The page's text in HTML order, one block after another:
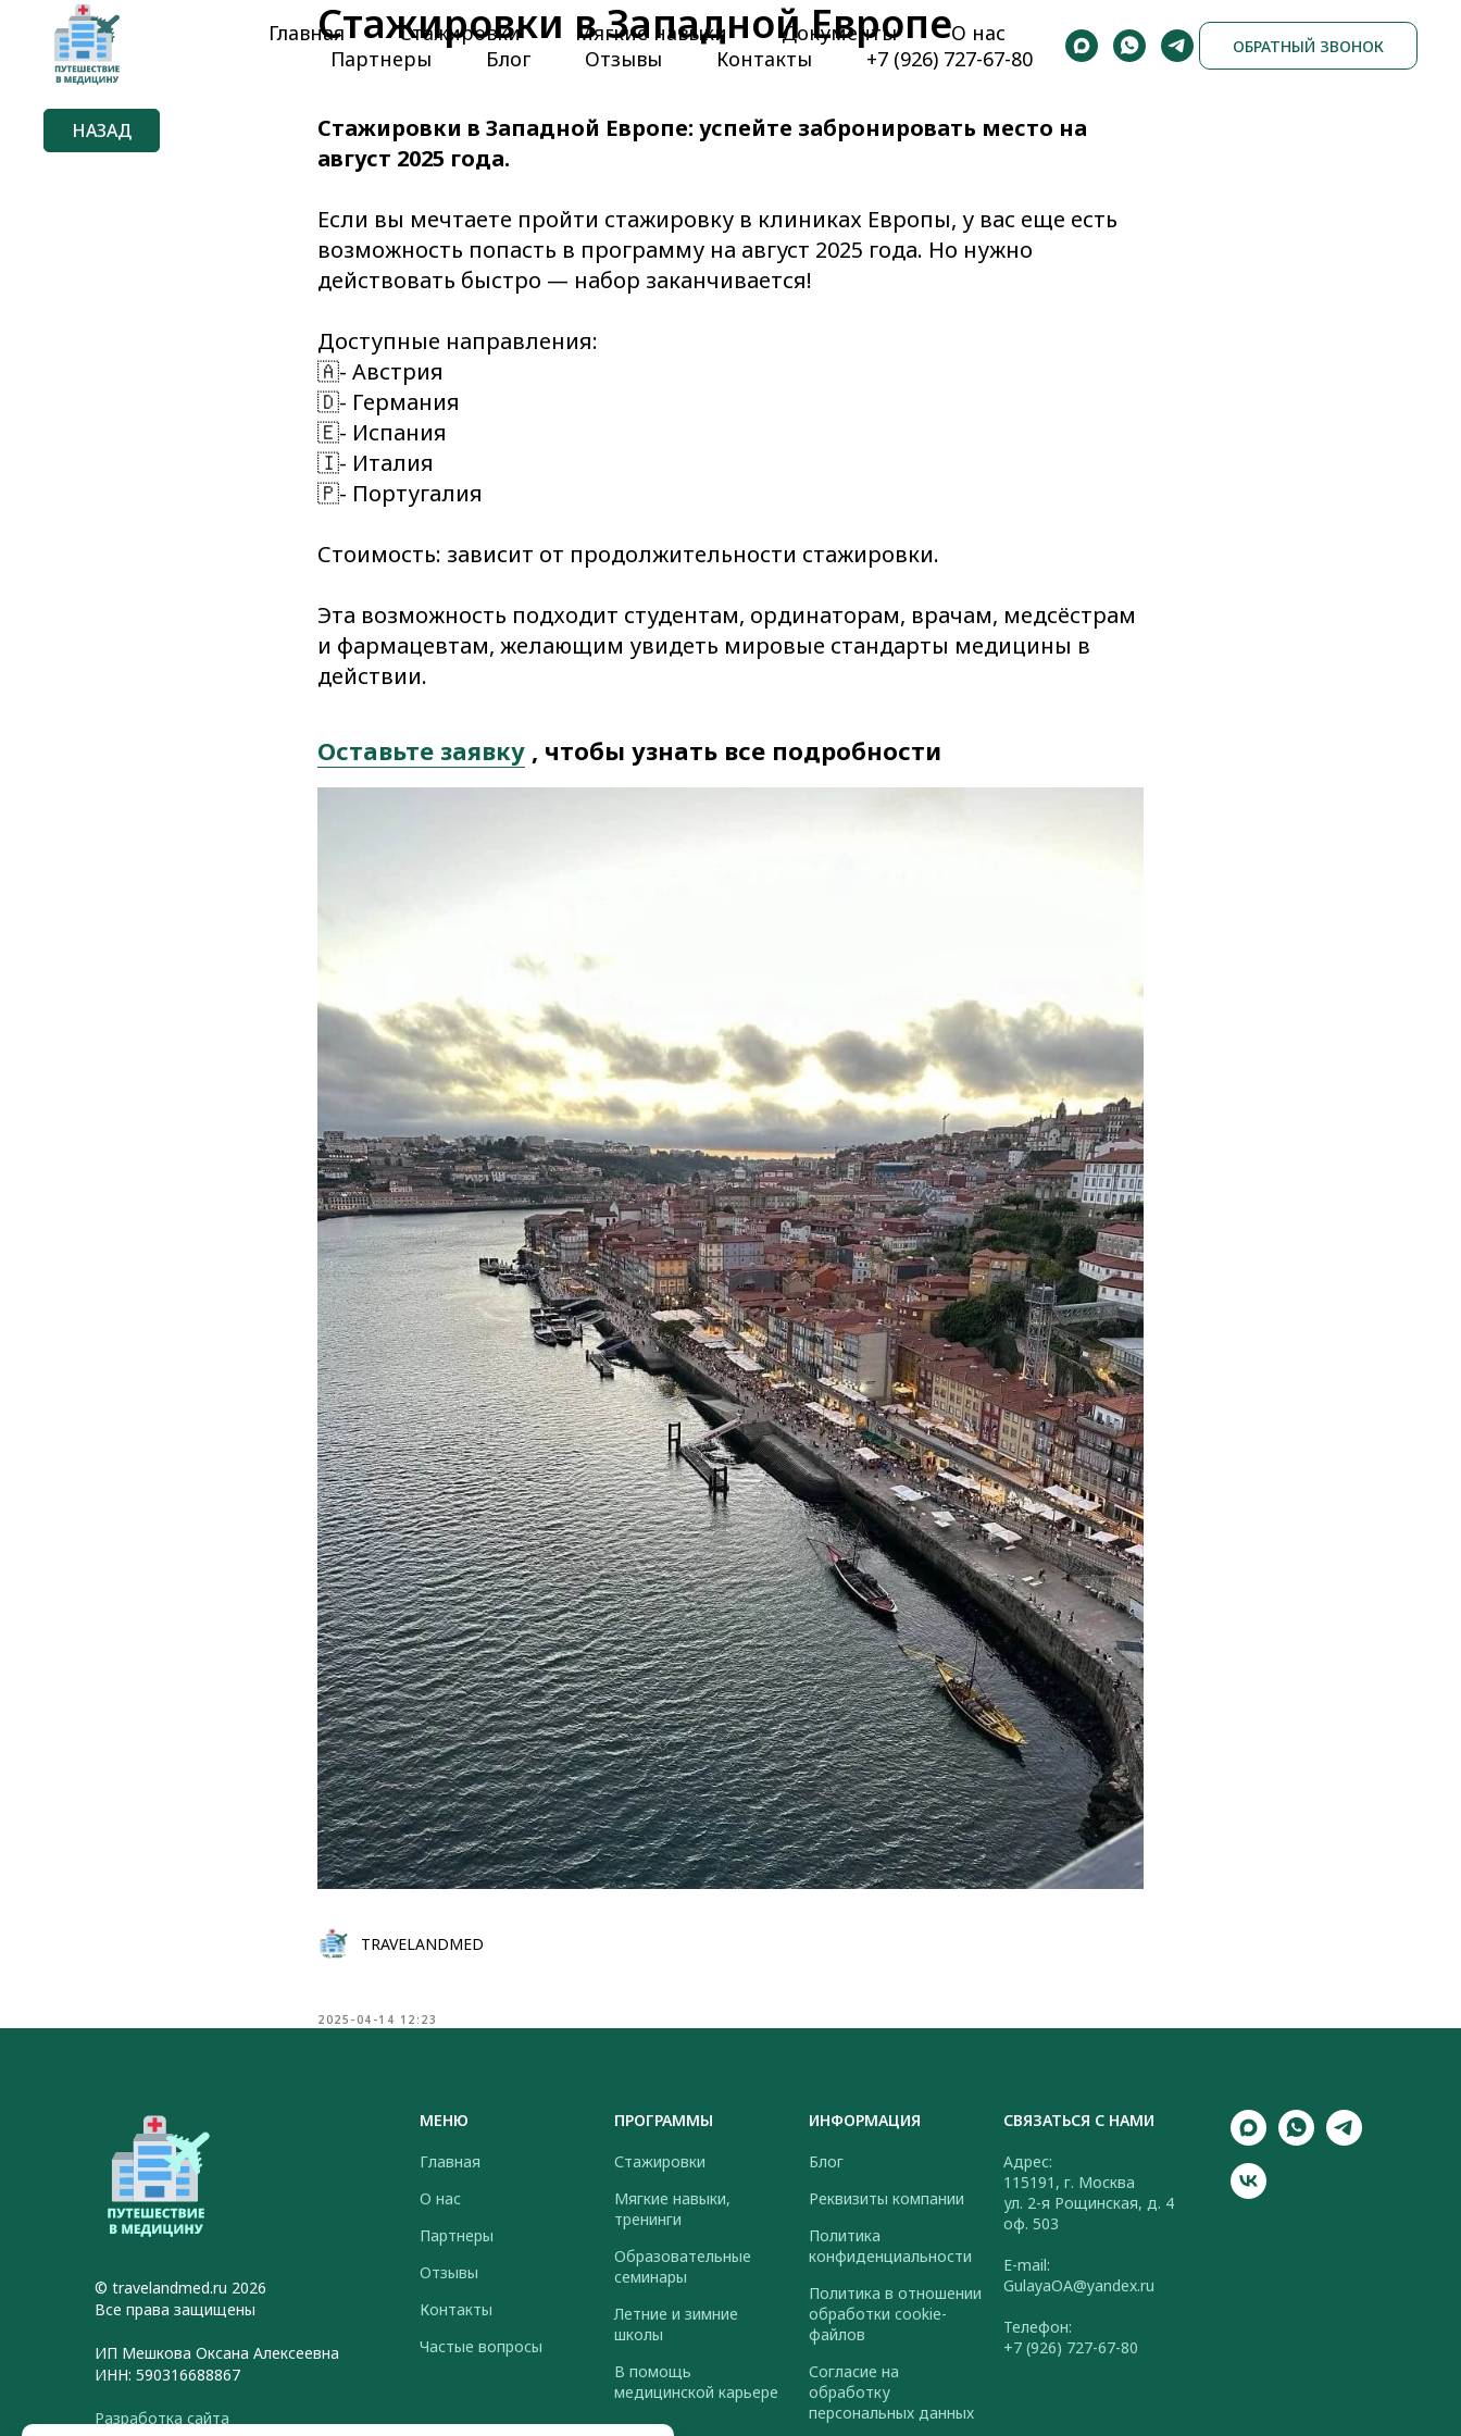
Главная Стажировки Мягкие навыки Документы
О нас
Партнеры
Блог Отзывы Контакты +7 (926) 727-67-80 ОБРАТНЫЙ ЗВОНОК
НАЗАД
Стажировки в Западной Европе
Стажировки в Западной Европе: успейте забронировать место на
август 2025 года.
Если вы мечтаете пройти стажировку в клиниках Европы, у вас еще есть
возможность попасть в программу на август 2025 года. Но нужно
действовать быстро — набор заканчивается!
Доступные направления:
🇦- Австрия
🇩- Германия
🇪- Испания
🇮- Италия
🇵- Португалия
Стоимость: зависит от продолжительности стажировки.
Эта возможность подходит студентам, ординаторам, врачам, медсёстрам
и фармацевтам, желающим увидеть мировые стандарты медицины в
действии.
Оставьте заявку , чтобы узнать все подробности
TRAVELANDMED
2025-04-14 12:23
© travelandmed.ru 2026
Все права защищены
ИП Мешкова Оксана Алексеевна
ИНН: 590316688867
Разработка сайта
МЕНЮ
Главная
О нас
Партнеры
Отзывы
Контакты
Частые вопросы
ПРОГРАММЫ
Стажировки
Мягкие навыки,
тренинги
Образовательные
семинары
Летние и зимние
школы
В помощь
медицинской карьере
ИНФОРМАЦИЯ
Блог
Реквизиты компании
Политика
конфиденциальности
Политика в отношении
обработки cookie-
файлов
Согласие на
обработку
персональных данных
СВЯЗАТЬСЯ С НАМИ
Адрес:
115191, г. Москва
ул. 2-я Рощинская, д. 4
оф. 503
E-mail:
GulayaOA@yandex.ru
Телефон:
+7 (926) 727-67-80